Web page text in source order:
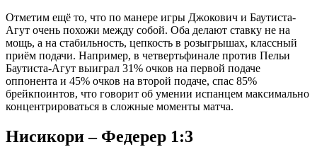
Отметим ещё то, что по манере игры Джокович и Баутиста-
Агут очень похожи между собой. Оба делают ставку не на
мощь, а на стабильность, цепкость в розыгрышах, классный
приём подачи. Например, в четвертьфинале против Пельи
Баутиста-Агут выиграл 31% очков на первой подаче
оппонента и 45% очков на второй подаче, спас 85%
брейкпоинтов, что говорит об умении испанцем максимально
концентрироваться в сложные моменты матча.
Нисикори – Федерер 1:3